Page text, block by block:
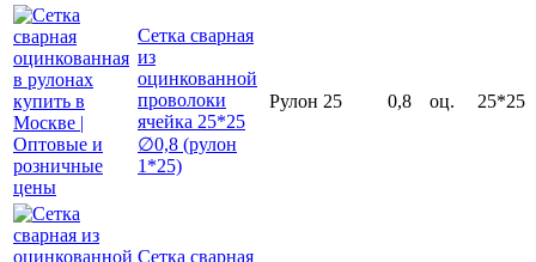
Сетка сварная
из
оцинкованной
проволоки
ячейка 25*25
∅0,8 (рулон
1*25)
Рулон 25 0,8 оц. 25*25
Сетка сварная